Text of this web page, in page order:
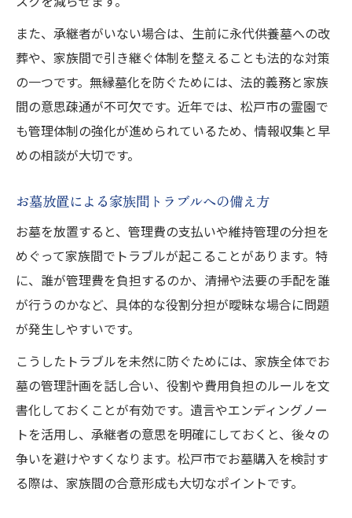
また、承継者がいない場合は、生前に永代供養墓への改
葬や、家族間で引き継ぐ体制を整えることも法的な対策
の一つです。無縁墓化を防ぐためには、法的義務と家族
間の意思疎通が不可欠です。近年では、松戸市の霊園で
も管理体制の強化が進められているため、情報収集と早
めの相談が大切です。
お墓放置による家族間トラブルへの備え方
お墓を放置すると、管理費の支払いや維持管理の分担を
めぐって家族間でトラブルが起こることがあります。特
に、誰が管理費を負担するのか、清掃や法要の手配を誰
が行うのかなど、具体的な役割分担が曖昧な場合に問題
が発生しやすいです。
こうしたトラブルを未然に防ぐためには、家族全体でお
墓の管理計画を話し合い、役割や費用負担のルールを文
書化しておくことが有効です。遺言やエンディングノー
トを活用し、承継者の意思を明確にしておくと、後々の
争いを避けやすくなります。松戸市でお墓購入を検討す
る際は、家族間の合意形成も大切なポイントです。